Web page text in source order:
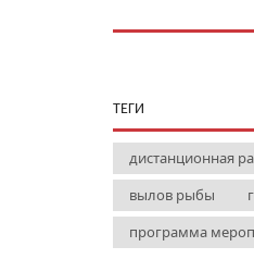
ТЕГИ
дистанционная
вылов рыбы
программа